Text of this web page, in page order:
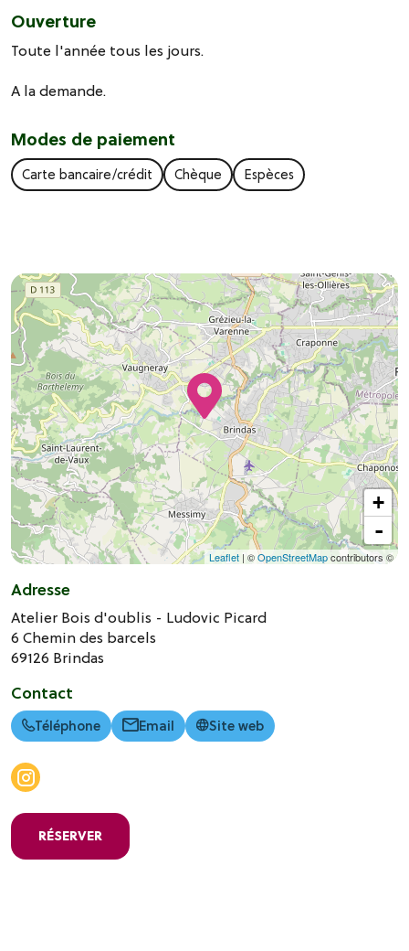
Ouverture
Toute l'année tous les jours.
A la demande.
Modes de paiement
Carte bancaire/crédit Chèque Espèces
+
-
Leaflet | ©OpenStreetMapcontributors ©
Adresse
Atelier Bois d'oublis - Ludovic Picard
6 Chemin des barcels
69126 Brindas
Contact
Téléphone Email Site web
RÉSERVER